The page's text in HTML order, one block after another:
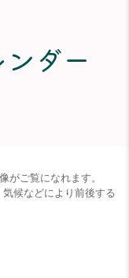
ダー
がご覧になれます。
候などにより前後する